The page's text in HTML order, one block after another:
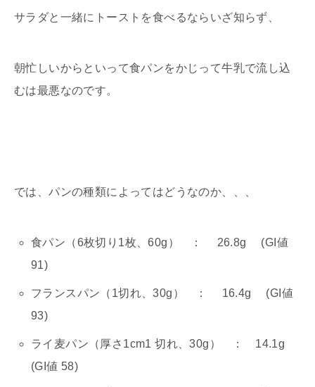
サラダと一緒にトーストを食べるならいざ知らず、
朝忙しいからといって食パンをかじって牛乳で流し込
むは最悪なのです。
では、パンの種類によってはどうなのか、、、
食パン（6枚切り1枚、60g） ： 26.8g (GI値
91)
フランスパン（1切れ、30g） ： 16.4g (GI値
93)
ライ麦パン（厚さ1cm1 切れ、30g） ： 14.1g
(GI値 58)